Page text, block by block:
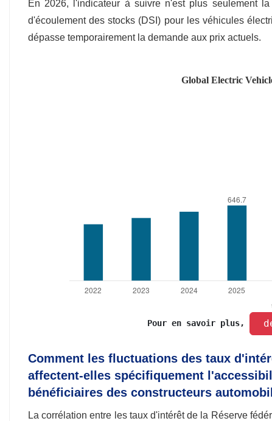
En 2026, l'indicateur à suivre n'est plus seulement
d'écoulement des stocks (DSI) pour les véhicules
dépasse temporairement la demande aux prix actuels.
Pour en savoir plus,
Comment les fluctuations des taux
affectent-elles spécifiquement
bénéficiaires des constructeurs
La corrélation entre les taux d'intérêt de la Réserve